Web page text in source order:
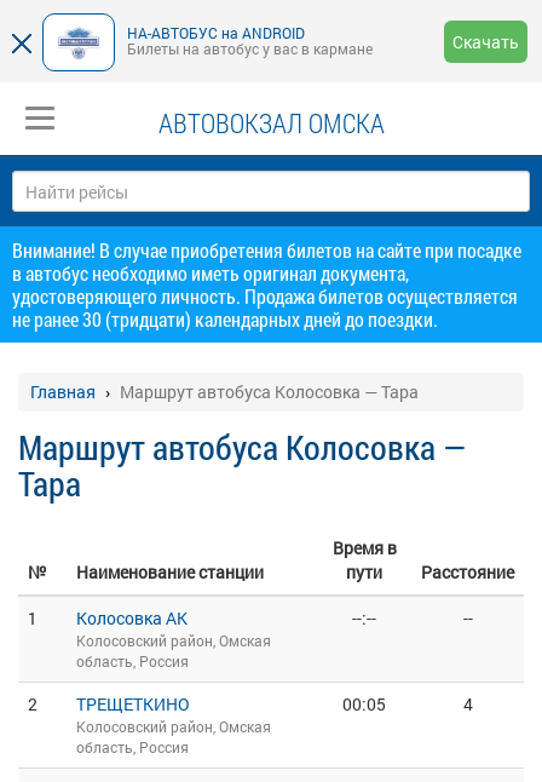
НА-АВТОБУС на ANDROID
Билеты на автобус у вас в кармане
Скачать
АВТОВОКЗАЛ ОМСКА
Внимание! В случае приобретения билетов на сайте при посадке
в автобус необходимо иметь оригинал документа,
удостоверяющего личность. Продажа билетов осуществляется
не ранее 30 (тридцати) календарных дней до поездки.
Главная Маршрут автобуса Колосовка — Тара
Маршрут автобуса Колосовка —
Тара
№ Наименование станции
Время в
пути
Расстояние
1
Колосовка АК
Колосовский район, Омская
область, Россия
--:-- --
2 ТРЕЩЕТКИНО
Колосовский район, Омская
область, Россия
00:05 4